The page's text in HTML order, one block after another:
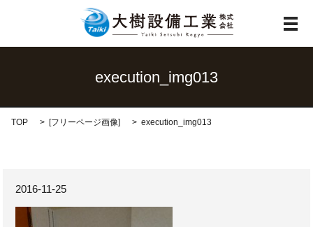
メ
execution_img013
TOP [フリーページ画像] execution_img013
2016-11-25